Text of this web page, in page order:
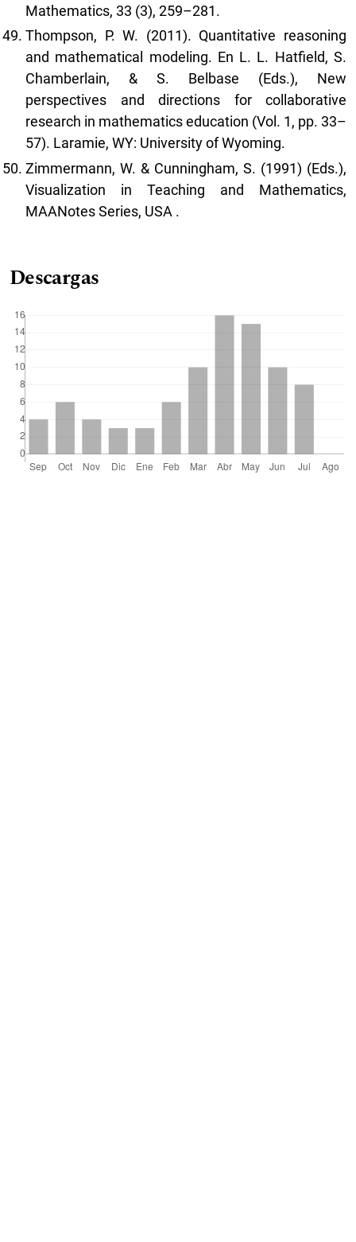
Mathematics, 33 (3), 259–281.
Thompson, P. W. (2011). Quantitative reasoning
and mathematical modeling. En L. L. Hatfield, S.
Chamberlain, & S. Belbase (Eds.), New
perspectives and directions for collaborative
research in mathematics education (Vol. 1, pp. 33–
57). Laramie, WY: University of Wyoming.
Zimmermann, W. & Cunningham, S. (1991) (Eds.),
Visualization in Teaching and Mathematics,
MAANotes Series, USA .
Descargas